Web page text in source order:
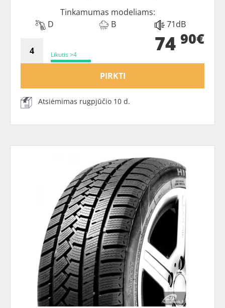
Tinkamumas modeliams:
D
B 71dB
Likutis >4 74 90€
PIRKTI
Atsiėmimas rugpjūčio 10 d.